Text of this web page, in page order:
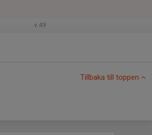
v.49
Tillbaka till toppen